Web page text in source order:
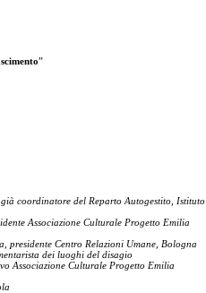
”
già coordinatore del Reparto Autogestito, Istituto
Associazione Culturale Progetto Emilia
presidente Centro Relazioni Umane, Bologna
dei luoghi del disagio
Associazione Culturale Progetto Emilia